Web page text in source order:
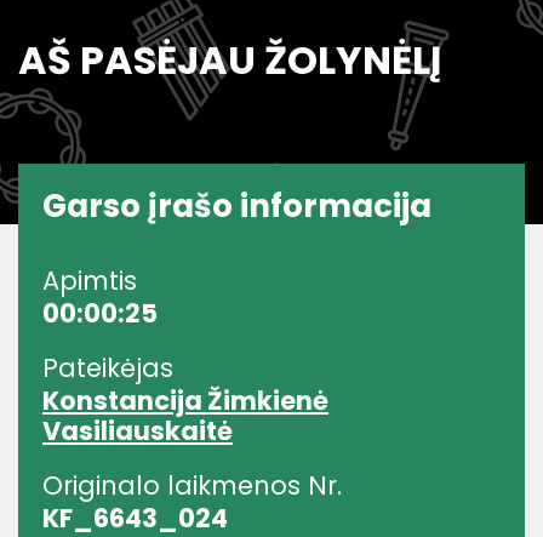
AŠ PASĖJAU ŽOLYNĖLĮ
Garso įrašo informacija
Apimtis
00:00:25
Pateikėjas
Konstancija Žimkienė
Vasiliauskaitė
Originalo laikmenos Nr.
KF_6643_024